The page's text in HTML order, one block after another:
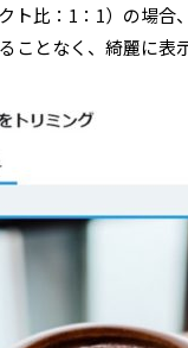
ト比：1：1）の場合
ことなく、綺麗に表